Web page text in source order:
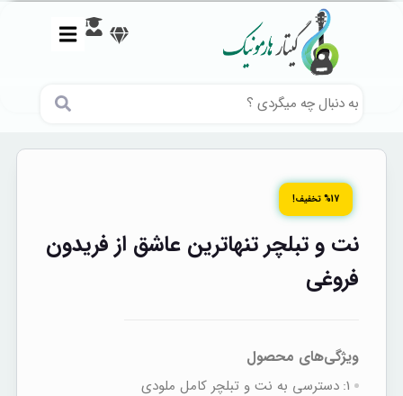
%17 تخفیف!
نت و تبلچر تنهاترین عاشق از فریدون
فروغی
ویژگی‌های محصول
1: دسترسی به نت‌ و تبلچر کامل ملودی